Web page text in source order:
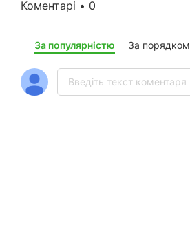
Коментарі • 0
За популярністю За порядком